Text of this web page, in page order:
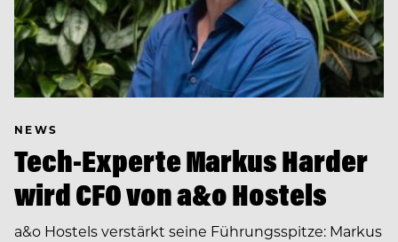
NEWS
Tech-Experte Markus Harder
wird CFO von a&o Hostels
a&o Hostels verstärkt seine Führungsspitze: Markus